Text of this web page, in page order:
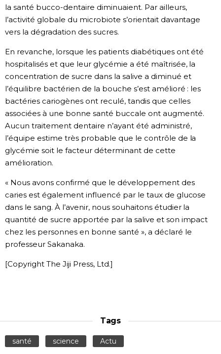
la santé bucco-dentaire diminuaient. Par ailleurs,
l’activité globale du microbiote s’orientait davantage
vers la dégradation des sucres.
En revanche, lorsque les patients diabétiques ont été
hospitalisés et que leur glycémie a été maîtrisée, la
concentration de sucre dans la salive a diminué et
l’équilibre bactérien de la bouche s’est amélioré : les
bactéries cariogènes ont reculé, tandis que celles
associées à une bonne santé buccale ont augmenté.
Aucun traitement dentaire n’ayant été administré,
l’équipe estime très probable que le contrôle de la
glycémie soit le facteur déterminant de cette
amélioration.
« Nous avons confirmé que le développement des
caries est également influencé par le taux de glucose
dans le sang. À l’avenir, nous souhaitons étudier la
quantité de sucre apportée par la salive et son impact
chez les personnes en bonne santé », a déclaré le
professeur Sakanaka.
[Copyright The Jiji Press, Ltd.]
Tags
santé science Actu